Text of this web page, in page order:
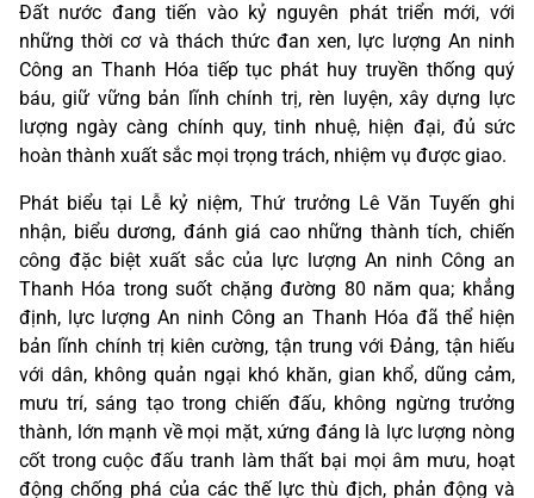
Đất nước đang tiến vào kỷ nguyên phát triển mới, với
những thời cơ và thách thức đan xen, lực lượng An ninh
Công an Thanh Hóa tiếp tục phát huy truyền thống quý
báu, giữ vững bản lĩnh chính trị, rèn luyện, xây dựng lực
lượng ngày càng chính quy, tinh nhuệ, hiện đại, đủ sức
hoàn thành xuất sắc mọi trọng trách, nhiệm vụ được giao.
Phát biểu tại Lễ kỷ niệm, Thứ trưởng Lê Văn Tuyến ghi
nhận, biểu dương, đánh giá cao những thành tích, chiến
công đặc biệt xuất sắc của lực lượng An ninh Công an
Thanh Hóa trong suốt chặng đường 80 năm qua; khẳng
định, lực lượng An ninh Công an Thanh Hóa đã thể hiện
bản lĩnh chính trị kiên cường, tận trung với Đảng, tận hiếu
với dân, không quản ngại khó khăn, gian khổ, dũng cảm,
mưu trí, sáng tạo trong chiến đấu, không ngừng trưởng
thành, lớn mạnh về mọi mặt, xứng đáng là lực lượng nòng
cốt trong cuộc đấu tranh làm thất bại mọi âm mưu, hoạt
động chống phá của các thế lực thù địch, phản động và